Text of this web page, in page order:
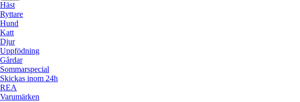
Häst
Ryttare
Hund
Katt
Djur
Uppfödning
Gårdar
Sommarspecial
Skickas inom 24h
REA
Varumärken